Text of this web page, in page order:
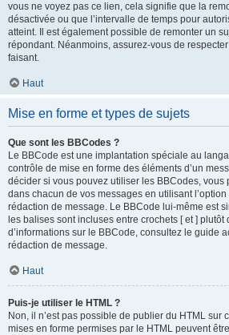
vous ne voyez pas ce lien, cela signifie que la
désactivée ou que l’intervalle de temps pour
atteint. Il est également possible de remonter un
répondant. Néanmoins, assurez-vous de
faisant.
Haut
Mise en forme et types de sujets
Que sont les BBCodes ?
Le BBCode est une implantation spéciale au
contrôle de mise en forme des éléments d’un
décider si vous pouvez utiliser les BBCodes, vous
dans chacun de vos messages en utilisant
rédaction de message. Le BBCode lui-même est
les balises sont incluses entre crochets [ et ] plutôt
d’informations sur le BBCode, consultez le guide
rédaction de message.
Haut
Puis-je utiliser le HTML ?
Non, il n’est pas possible de publier du HTML sur
mises en forme permises par le HTML peuvent